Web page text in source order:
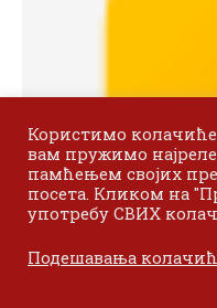
Користимо
вам пружимо
памћењем својих
посета. Кликом на
употребу СВИХ
Подешавања